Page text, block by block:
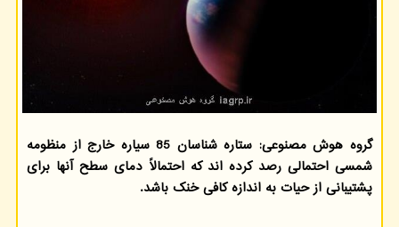
گروه هوش مصنوعی: ستاره شناسان 85 سیاره خارج از منظومه
شمسی احتمالی رصد کرده اند که احتمالاً دمای سطح آنها برای
پشتیبانی از حیات به اندازه کافی خنک باشد.